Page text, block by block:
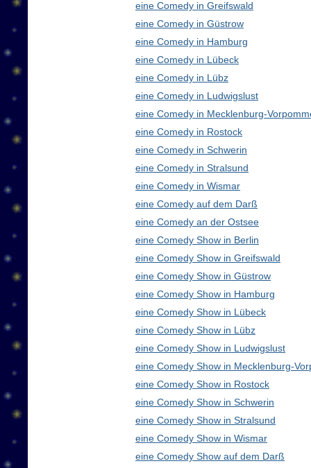
eine Comedy in Greifswald
eine Comedy in Güstrow
eine Comedy in Hamburg
eine Comedy in Lübeck
eine Comedy in Lübz
eine Comedy in Ludwigslust
eine Comedy in Mecklenburg-
eine Comedy in Rostock
eine Comedy in Schwerin
eine Comedy in Stralsund
eine Comedy in Wismar
eine Comedy auf dem Darß
eine Comedy an der Ostsee
eine Comedy Show in Berlin
eine Comedy Show in Greifswald
eine Comedy Show in Güstrow
eine Comedy Show in Hamburg
eine Comedy Show in Lübeck
eine Comedy Show in Lübz
eine Comedy Show in Ludwigslust
eine Comedy Show in Mecklenburg-
eine Comedy Show in Rostock
eine Comedy Show in Schwerin
eine Comedy Show in Stralsund
eine Comedy Show in Wismar
eine Comedy Show auf dem Darß